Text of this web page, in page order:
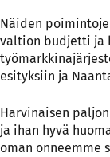
Näiden
valtion budjetti ja
esityksiin ja
Harvinaisen
ja ihan hyvä
oman onneemme